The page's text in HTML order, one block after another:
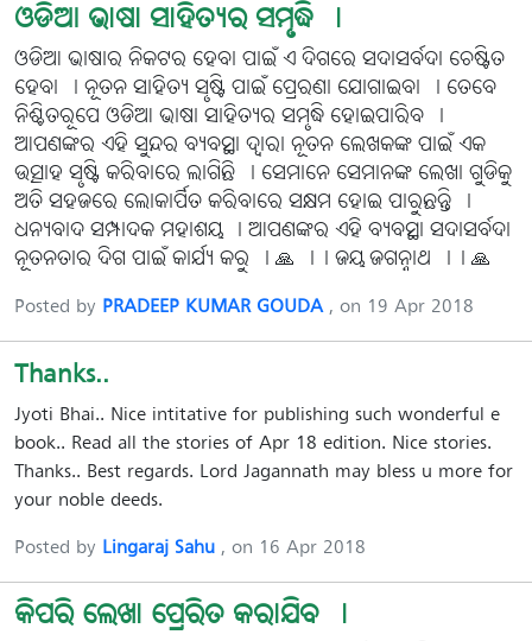
ଓଡିଆ ଭାଷା ସାହିତ୍ୟର ସମୃଦ୍ଧି ।
ଓଡିଆ ଭାଷାର ନିକଟର ହେବା ପାଇଁ ଏ ଦିଗରେ ସଦାସର୍ବଦା ଚେଷ୍ଟିତ
ହେବା । ନୂତନ ସାହିତ୍ୟ ସୃଷ୍ଟି ପାଇଁ ପ୍ରେରଣା ଯୋଗାଇବା । ତେବେ
ନିଶ୍ଚିତରୂପେ ଓଡିଆ ଭାଷା ସାହିତ୍ୟର ସମୃଦ୍ଧି ହୋଇପାରିବ ।
ଆପଣଙ୍କର ଏହି ସୁନ୍ଦର ବ୍ୟବସ୍ଥା ଦ୍ୱାରା ନୂତନ ଲେଖକଙ୍କ ପାଇଁ ଏକ
ଉତ୍ସାହ ସୃଷ୍ଟି କରିବାରେ ଲାଗିଛି । ସେମାନେ ସେମାନଙ୍କ ଲେଖା ଗୁଡିକୁ
ଅତି ସହଜରେ ଲୋକାର୍ପିତ କରିବାରେ ସକ୍ଷମ ହୋଇ ପାରୁଛନ୍ତି ।
ଧନ୍ୟବାଦ ସମ୍ପାଦକ ମହାଶୟ । ଆପଣଙ୍କର ଏହି ବ୍ୟବସ୍ଥା ସଦାସର୍ବଦା
ନୂତନତାର ଦିଗ ପାଇଁ କାର୍ଯ୍ୟ କରୁ । 🙏 ।। ଜୟ ଜଗନ୍ନାଥ ।। 🙏
Posted by PRADEEP KUMAR GOUDA, on 19 Apr 2018
Thanks..
Jyoti Bhai.. Nice intitative for publishing such wonderful e-
book.. Read all the stories of Apr 18 edition. Nice stories.
Thanks.. Best regards. Lord Jagannath may bless u more for
your noble deeds.
Posted by Lingaraj Sahu , on 16 Apr 2018
କିପରି ଲେଖା ପ୍ରେରିତ କରାଯିବ ।